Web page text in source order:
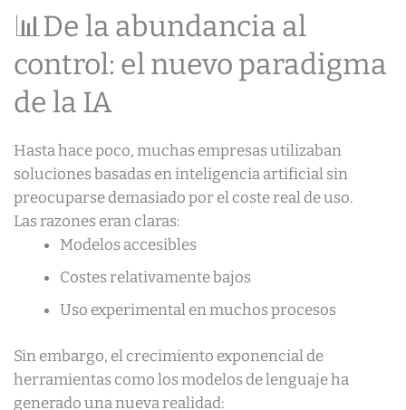
📊De la abundancia al
control: el nuevo paradigma
de la IA
Hasta hace poco, muchas empresas utilizaban
soluciones basadas en inteligencia artificial sin
preocuparse demasiado por el coste real de uso.
Las razones eran claras:
Modelos accesibles
Costes relativamente bajos
Uso experimental en muchos procesos
Sin embargo, el crecimiento exponencial de
herramientas como los modelos de lenguaje ha
generado una nueva realidad: